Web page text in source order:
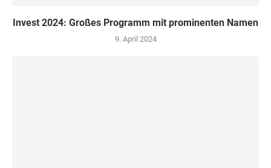
Invest 2024: Großes Programm mit prominenten Namen
9. April 2024